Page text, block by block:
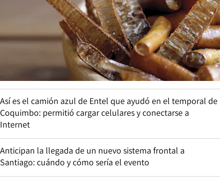
Así es el camión azul de Entel que ayudó en el temporal de
Coquimbo: permitió cargar celulares y conectarse a
Internet
Anticipan la llegada de un nuevo sistema frontal a
Santiago: cuándo y cómo sería el evento